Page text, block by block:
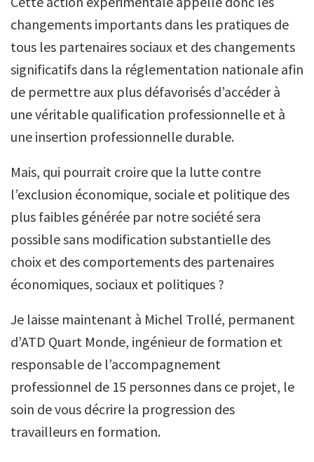
changements importants dans les pratiques de
tous les partenaires sociaux et des changements
significatifs dans la réglementation nationale afin
de permettre aux plus défavorisés d’accéder à
une véritable qualification professionnelle et à
une insertion professionnelle durable.
Mais, qui pourrait croire que la lutte contre
l’exclusion économique, sociale et politique des
plus faibles générée par notre société sera
possible sans modification substantielle des
choix et des comportements des partenaires
économiques, sociaux et politiques ?
Je laisse maintenant à Michel Trollé, permanent
d’ATD Quart Monde, ingénieur de formation et
responsable de l’accompagnement
professionnel de 15 personnes dans ce projet, le
soin de vous décrire la progression des
travailleurs en formation.